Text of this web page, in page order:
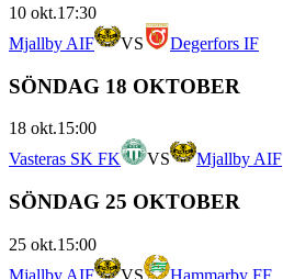
10 okt.17:30
Mjallby AIF
VS Degerfors IF
SÖNDAG 18 OKTOBER
18 okt.15:00
Vasteras SK FK
VS Mjallby AIF
SÖNDAG 25 OKTOBER
25 okt.15:00
Mjallby AIF
VS Hammarby FF